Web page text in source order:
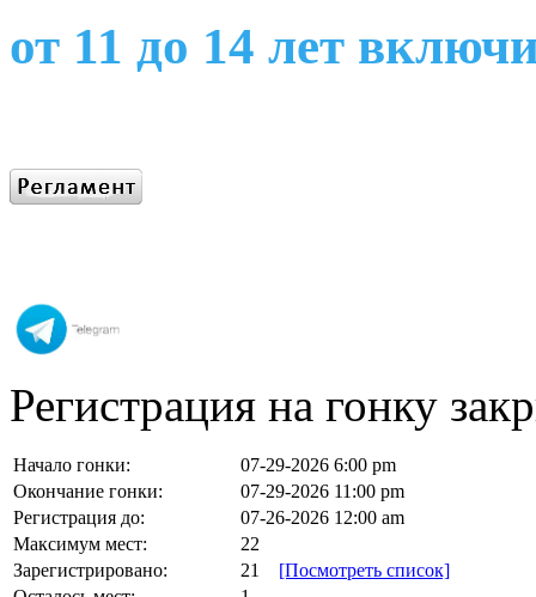
от 11 до 14 лет
Регистрация на гонку
Начало гонки:
07-29-2026 6:00 pm
Окончание гонки:
07-29-2026 11:00 pm
Регистрация до:
07-26-2026 12:00 am
Максимум мест:
22
Зарегистрировано:
21 [Посмотреть список]